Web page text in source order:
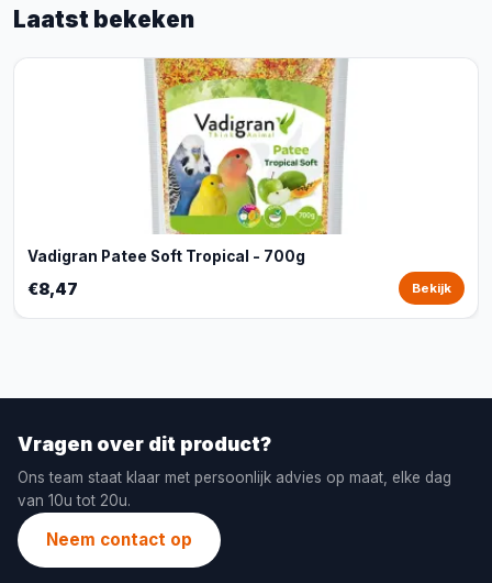
Laatst bekeken
Vadigran Patee Soft Tropical - 700g
€8,47 Bekijk
Vragen over dit product?
Ons team staat klaar met persoonlijk advies op maat, elke dag
van 10u tot 20u.
Neem contact op